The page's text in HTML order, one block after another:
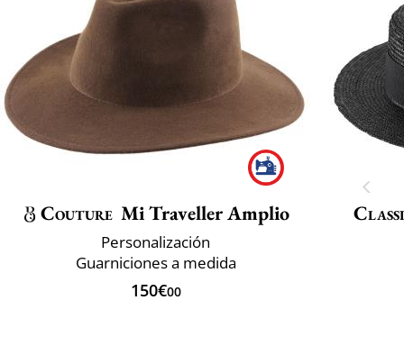
Couture Mi Traveller Amplio
Personalización
Guarniciones a medida
150€00